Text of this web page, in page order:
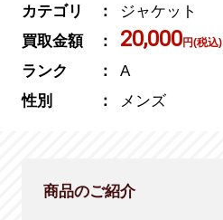
カテゴリ
ジャケット
買取金額
20,000円(税込)
ランク
A
性別
メンズ
商品のご紹介